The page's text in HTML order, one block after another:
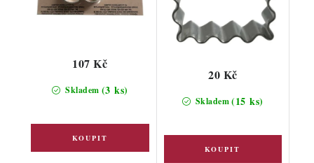
Skladem (3 ks)
107 Kč
Skladem(15 ks)
20 Kč